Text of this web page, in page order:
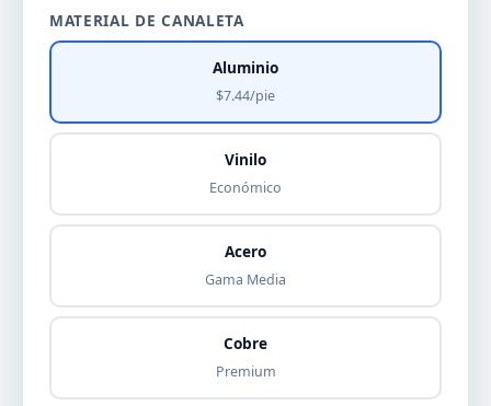
MATERIAL DE CANALETA
Aluminio
$7.44/pie
Vinilo
Económico
Acero
Gama Media
Cobre
Premium